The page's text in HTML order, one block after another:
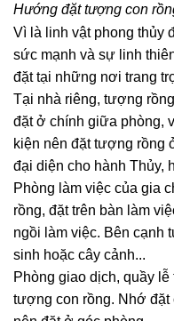
Hướng đặt tượng con
Vì là linh vật phong thủy
sức mạnh và sự linh
đặt tại những nơi trang
Tại nhà riêng, tượng
đặt ở chính giữa phòng,
kiện nên đặt tượng rồng
đại diện cho hành Thủy,
Phòng làm việc của gia
rồng, đặt trên bàn làm
ngồi làm việc. Bên cạnh
sinh hoặc cây cảnh...
Phòng giao dịch, quầy
tượng con rồng. Nhớ đặt